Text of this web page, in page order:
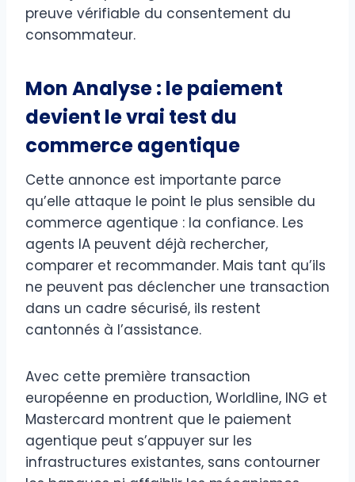
preuve vérifiable du consentement du
consommateur.
Mon Analyse : le paiement
devient le vrai test du
commerce agentique
Cette annonce est importante parce
qu’elle attaque le point le plus sensible du
commerce agentique : la confiance. Les
agents IA peuvent déjà rechercher,
comparer et recommander. Mais tant qu’ils
ne peuvent pas déclencher une transaction
dans un cadre sécurisé, ils restent
cantonnés à l’assistance.
Avec cette première transaction
européenne en production, Worldline, ING et
Mastercard montrent que le paiement
agentique peut s’appuyer sur les
infrastructures existantes, sans contourner